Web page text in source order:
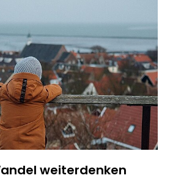
weiterdenken